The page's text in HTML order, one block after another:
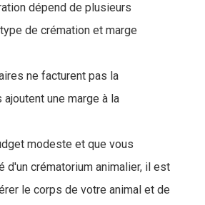
dépend de plusieurs
de crémation et marge
ne facturent pas la
une marge à la
modeste et que vous
d'un crématorium animalier, il est
le corps de votre animal et de